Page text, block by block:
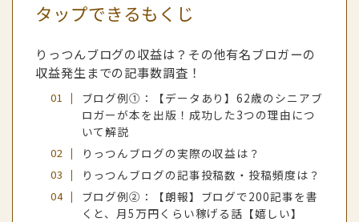
タップできるもくじ
りっつんブログの収益は？その他有名ブロガーの
収益発生までの記事数調査！
ブログ例①：【データあり】62歳のシニアブ
ロガーが本を出版！成功した3つの理由につ
いて解説
りっつんブログの実際の収益は？
りっつんブログの記事投稿数・投稿頻度は？
ブログ例②：【朗報】ブログで200記事を書
くと、月5万円くらい稼げる話【嬉しい】